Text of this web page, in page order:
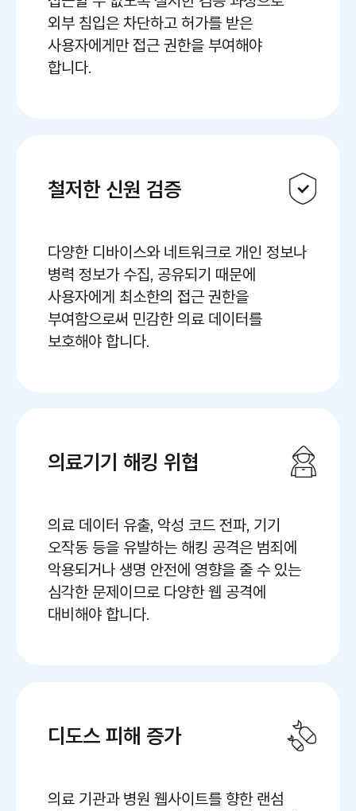
외부 침입은 차단하고 허가를 받은
사용자에게만 접근 권한을 부여해야
합니다.
철저한 신원 검증
다양한 디바이스와 네트워크로 개인 정보나
병력 정보가 수집, 공유되기 때문에
사용자에게 최소한의 접근 권한을
부여함으로써 민감한 의료 데이터를
보호해야 합니다.
의료기기 해킹 위협
의료 데이터 유출, 악성 코드 전파, 기기
오작동 등을 유발하는 해킹 공격은 범죄에
악용되거나 생명 안전에 영향을 줄 수 있는
심각한 문제이므로 다양한 웹 공격에
대비해야 합니다.
디도스 피해 증가
의료 기관과 병원 웹사이트를 향한 랜섬